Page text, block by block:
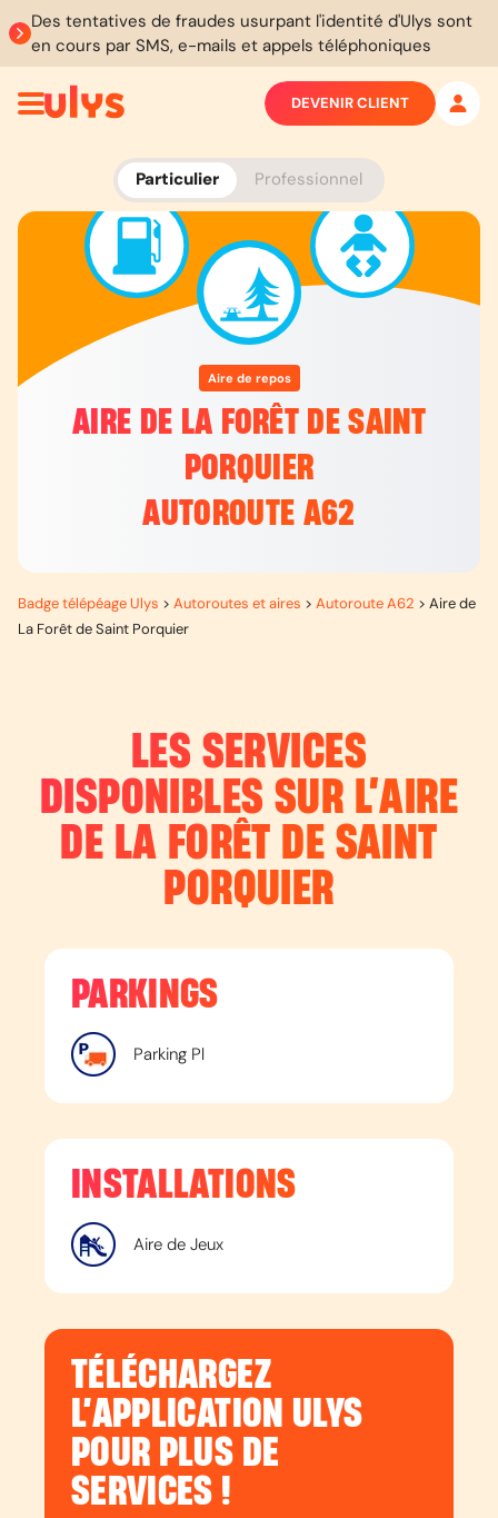
Des tentatives de fraudes usurpant l'identité d'Ulys sont
en cours par SMS, e-mails et appels téléphoniques
Particulier Professionnel
DEVENIR CLIENT
Aire de repos
AIRE DE LA FORÊT DE SAINT
PORQUIER
AUTOROUTE A62
Badge télépéage Ulys > Autoroutes et aires > Autoroute A62 > Aire de
La Forêt de Saint Porquier
LES SERVICES
DISPONIBLES SUR L’AIRE
DE LA FORÊT DE SAINT
PORQUIER
PARKINGS
Parking Pl
INSTALLATIONS
Aire de Jeux
TÉLÉCHARGEZ
L’APPLICATION ULYS
POUR PLUS DE
SERVICES !